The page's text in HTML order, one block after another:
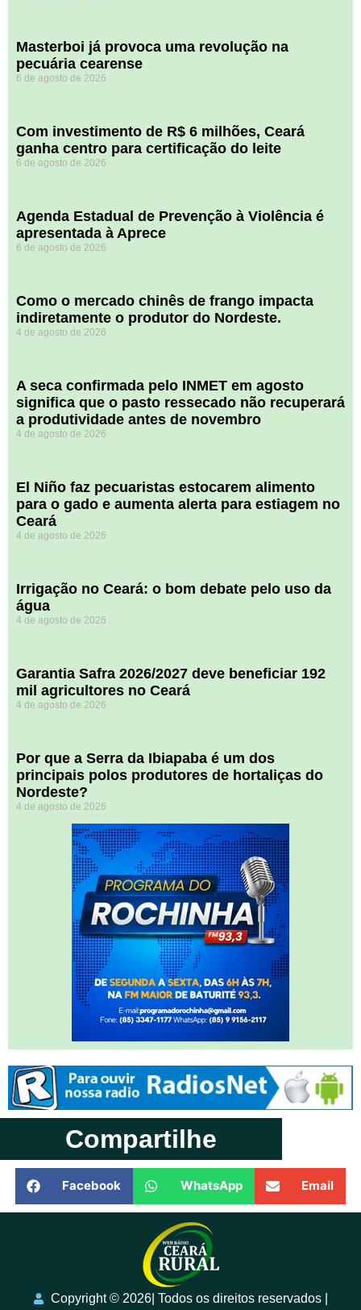
Masterboi já provoca uma revolução na
pecuária cearense
6 de agosto de 2026
Com investimento de R$ 6 milhões, Ceará
ganha centro para certificação do leite
6 de agosto de 2026
Agenda Estadual de Prevenção à Violência é
apresentada à Aprece
6 de agosto de 2026
​Como o mercado chinês de frango impacta
indiretamente o produtor do Nordeste.
4 de agosto de 2026
A seca confirmada pelo INMET em agosto
significa que o pasto ressecado não recuperará
a produtividade antes de novembro
4 de agosto de 2026
El Niño faz pecuaristas estocarem alimento
para o gado e aumenta alerta para estiagem no
Ceará
4 de agosto de 2026
Irrigação no Ceará: o bom debate pelo uso da
água
4 de agosto de 2026
Garantia Safra 2026/2027 deve beneficiar 192
mil agricultores no Ceará
4 de agosto de 2026
Por que a Serra da Ibiapaba é um dos
principais polos produtores de hortaliças do
Nordeste?
4 de agosto de 2026
Compartilhe
Facebook WhatsApp Email
Copyright ©️ 2026| Todos os direitos reservados |